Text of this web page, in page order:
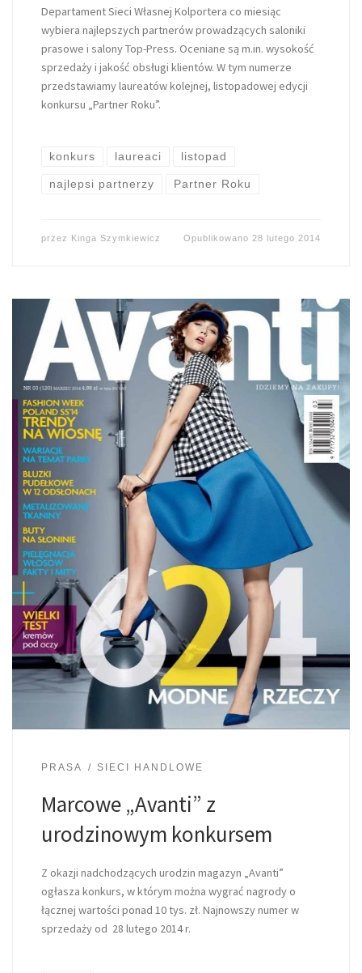
Departament Sieci Własnej Kolportera co miesiąc
wybiera najlepszych partnerów prowadzących saloniki
prasowe i salony Top-Press. Oceniane są m.in. wysokość
sprzedaży i jakość obsługi klientów. W tym numerze
przedstawiamy laureatów kolejnej, listopadowej edycji
konkursu „Partner Roku”.
konkurs laureaci listopad
najlepsi partnerzy Partner Roku
przez Kinga Szymkiewicz Opublikowano 28 lutego 2014
PRASA SIECI HANDLOWE
Marcowe „Avanti” z
urodzinowym konkursem
Z okazji nadchodzących urodzin magazyn „Avanti”
ogłasza konkurs, w którym można wygrać nagrody o
łącznej wartości ponad 10 tys. zł. Najnowszy numer w
sprzedaży od 28 lutego 2014 r.